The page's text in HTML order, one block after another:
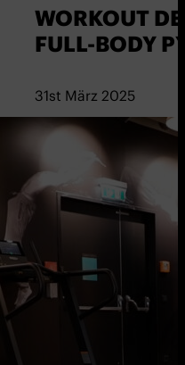
WORKOUT
FULL-BODY
31st März 2025